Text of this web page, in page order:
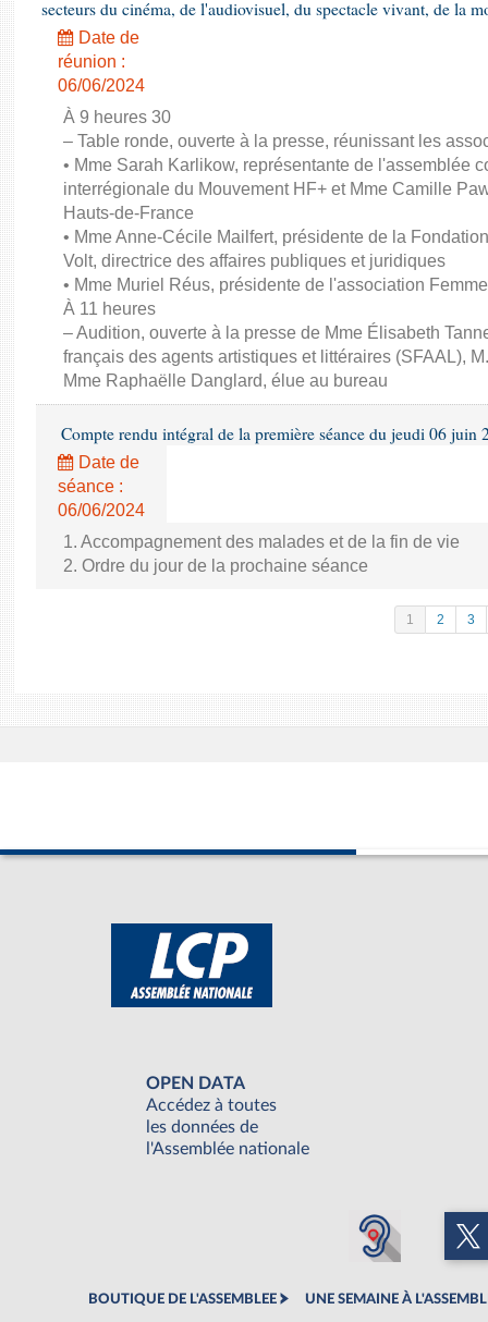
secteurs du cinéma, de l'audiovisuel, du spectacle vivant, de la
Date de
réunion :
06/06/2024
À 9 heures 30
– Table ronde, ouverte à la presse, réunissant les
• Mme Sarah Karlikow, représentante de l'assemblée
interrégionale du Mouvement HF+ et Mme Camille
Hauts-de-France
• Mme Anne-Cécile Mailfert, présidente de la
Volt, directrice des affaires publiques et juridiques
• Mme Muriel Réus, présidente de l'association
À 11 heures
– Audition, ouverte à la presse de Mme Élisabeth
français des agents artistiques et littéraires (SFAAL),
Mme Raphaëlle Danglard, élue au bureau
Compte rendu intégral de la première séance du jeudi 06 juin
Date de
séance :
06/06/2024
1. Accompagnement des malades et de la fin de vie
2. Ordre du jour de la prochaine séance
1 2 3
OPEN DATA
Accédez à toutes
les données de
l'Assemblée nationale
BOUTIQUE DE L'ASSEMBLEE UNE SEMAINE À